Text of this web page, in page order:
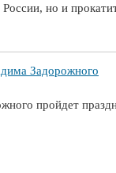
но и
Задорожного
пройдет